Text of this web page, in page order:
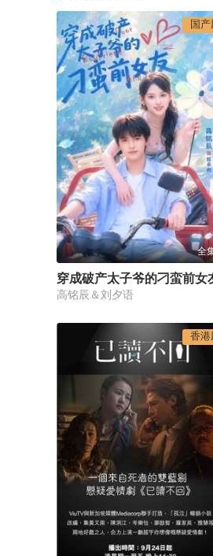
国产
全
穿成破产太子爷的刁蛮前女
高铭辰＆刘夕语
香港